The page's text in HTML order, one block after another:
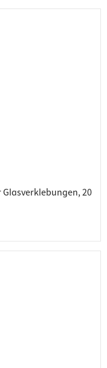
Glasverklebungen, 20